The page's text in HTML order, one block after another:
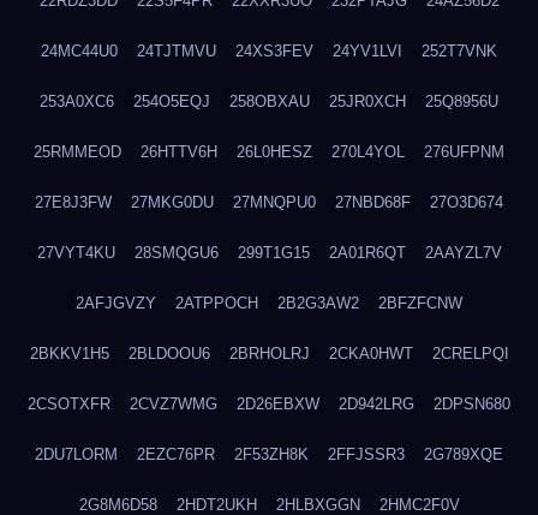
24MC44U0 24TJTMVU 24XS3FEV 24YV1LVI 252T7VNK
253A0XC6 254O5EQJ 258OBXAU 25JR0XCH 25Q8956U
25RMMEOD 26HTTV6H 26L0HESZ 270L4YOL 276UFPNM
27E8J3FW 27MKG0DU 27MNQPU0 27NBD68F 27O3D674
27VYT4KU 28SMQGU6 299T1G15 2A01R6QT 2AAYZL7V
2AFJGVZY 2ATPPOCH 2B2G3AW2 2BFZFCNW
2BKKV1H5 2BLDOOU6 2BRHOLRJ 2CKA0HWT 2CRELPQI
2CSOTXFR 2CVZ7WMG 2D26EBXW 2D942LRG 2DPSN680
2DU7LORM 2EZC76PR 2F53ZH8K 2FFJSSR3 2G789XQE
2G8M6D58 2HDT2UKH 2HLBXGGN 2HMC2F0V